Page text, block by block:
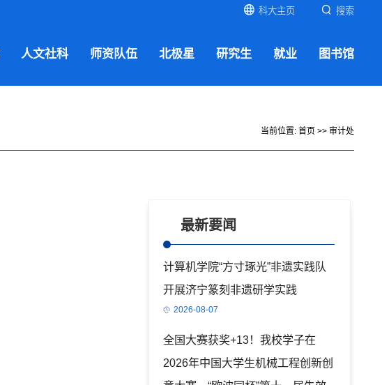
科大主页 搜索
人文社科 师资队伍 北极星 研究生 就业 图书馆
当前位置: 首页 >> 审计处
最新要闻
计算机学院“方寸琢光”非遗实践队
开展济宁篆刻非遗研学实践
2026-08-07
全国大赛获奖+13！我校学子在
2026年中国大学生机械工程创新创